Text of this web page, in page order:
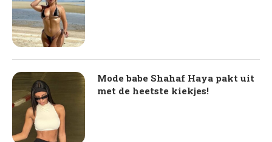
Mode babe Shahaf Haya pakt uit
met de heetste kiekjes!